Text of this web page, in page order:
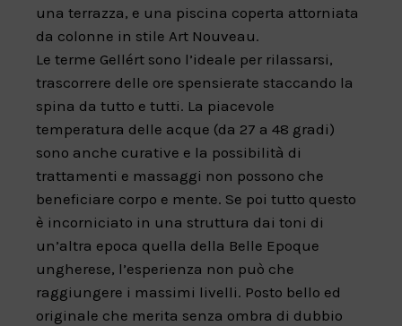
una terrazza, e una piscina coperta attorniata
da colonne in stile Art Nouveau.
Le terme Gellért sono l’ideale per rilassarsi,
trascorrere delle ore spensierate staccando la
spina da tutto e tutti. La piacevole
temperatura delle acque (da 27 a 48 gradi)
sono anche curative e la possibilità di
trattamenti e massaggi non possono che
beneficiare corpo e mente. Se poi tutto questo
è incorniciato in una struttura dai toni di
un’altra epoca quella della Belle Epoque
ungherese, l’esperienza non può che
raggiungere i massimi livelli. Posto bello ed
originale che merita senza ombra di dubbio